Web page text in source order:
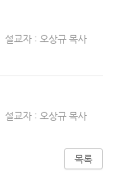
설교자 : 오상규 목사
설교자 : 오상규 목사
목록